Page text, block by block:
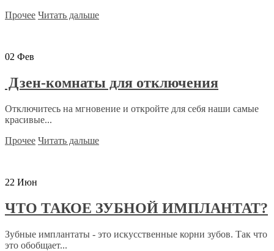
Прочее Читать дальше
02 Фев
Дзен-комнаты для отключения
Отключитесь на мгновение и откройте для себя наши самые
красивые...
Прочее Читать дальше
22 Июн
ЧТО ТАКОЕ ЗУБНОЙ ИМПЛАНТАТ?
Зубные имплантаты - это искусственные корни зубов. Так что
это обобщает...